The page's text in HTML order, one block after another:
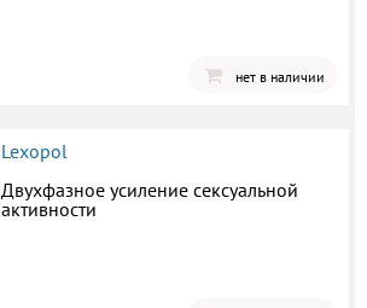
нет в наличии
Lexopol
Двухфазное усиление сексуальной
активности